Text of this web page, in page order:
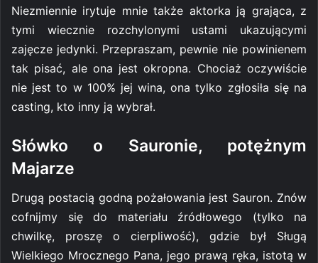
Niezmiennie irytuje mnie także aktorka ją grająca, z
tymi wiecznie rozchylonymi ustami ukazującymi
zajęcze jedynki. Przepraszam, pewnie nie powinienem
tak pisać, ale ona jest okropna. Chociaż oczywiście
nie jest to w 100% jej wina, ona tylko zgłosiła się na
casting, kto inny ją wybrał.
Słówko o Sauronie, potężnym
Majarze
Drugą postacią godną pożałowania jest Sauron. Znów
cofnijmy się do materiału źródłowego (tylko na
chwilkę, proszę o cierpliwość), gdzie był Sługą
Wielkiego Mrocznego Pana, jego prawą ręka, istotą w